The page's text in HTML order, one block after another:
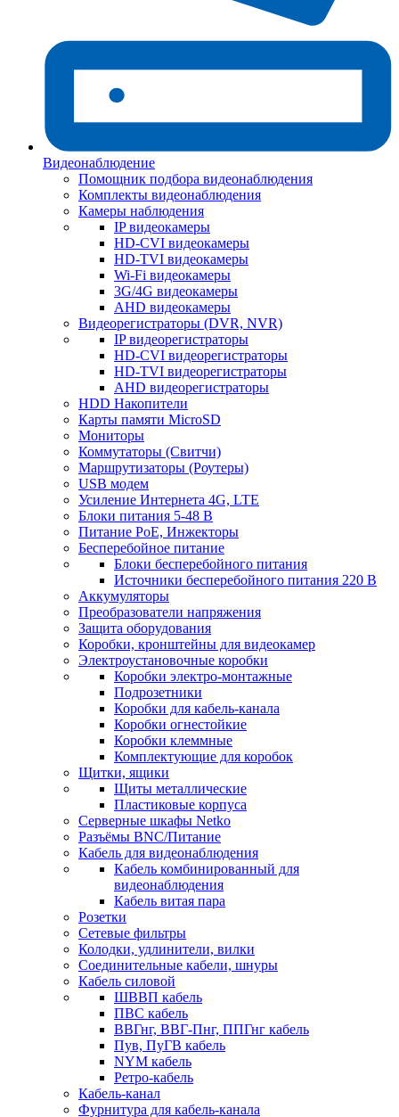
Видеонаблюдение
Помощник подбора видеонаблюдения
Комплекты видеонаблюдения
Камеры наблюдения
IP видеокамеры
HD-CVI видеокамеры
HD-TVI видеокамеры
Wi-Fi видеокамеры
3G/4G видеокамеры
AHD видеокамеры
Видеорегистраторы (DVR, NVR)
IP видеорегистраторы
HD-CVI видеорегистраторы
HD-TVI видеорегистраторы
AHD видеорегистраторы
HDD Накопители
Карты памяти MicroSD
Мониторы
Коммутаторы (Свитчи)
Маршрутизаторы (Роутеры)
USB модем
Усиление Интернета 4G, LTE
Блоки питания 5-48 В
Питание PoE, Инжекторы
Бесперебойное питание
Блоки бесперебойного питания
Источники бесперебойного питания 220 В
Аккумуляторы
Преобразователи напряжения
Защита оборудования
Коробки, кронштейны для видеокамер
Электроустановочные коробки
Коробки электро-монтажные
Подрозетники
Коробки для кабель-канала
Коробки огнестойкие
Коробки клеммные
Комплектующие для коробок
Щитки, ящики
Щиты металлические
Пластиковые корпуса
Серверные шкафы Netko
Разъёмы BNC/Питание
Кабель для видеонаблюдения
Кабель комбинированный для
видеонаблюдения
Кабель витая пара
Розетки
Сетевые фильтры
Колодки, удлинители, вилки
Соединительные кабели, шнуры
Кабель силовой
ШВВП кабель
ПВС кабель
ВВГнг, ВВГ-Пнг, ППГнг кабель
Пув, ПуГВ кабель
NYM кабель
Ретро-кабель
Кабель-канал
Фурнитура для кабель-канала